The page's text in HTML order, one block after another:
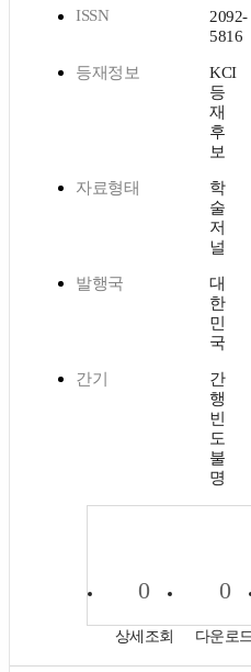
ISSN
2092-
5816
등재정보
KCI
등
재
후
보
자료형태
학
술
저
널
발행국
대
한
민
국
간기
간
행
빈
도
불
명
0
상세조회
0
다운로